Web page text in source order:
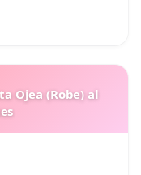
Ojea (Robe) al